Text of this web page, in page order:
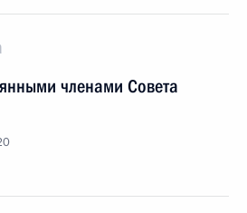
членами Совета